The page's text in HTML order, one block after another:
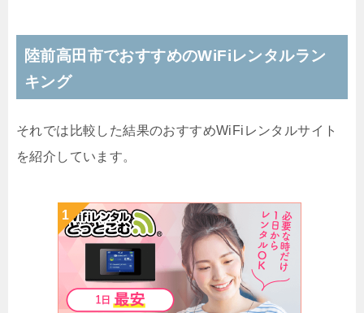
陸前高田市でおすすめのWiFiレンタルラン
キング
それでは比較した結果のおすすめWiFiレンタルサイト
を紹介しています。